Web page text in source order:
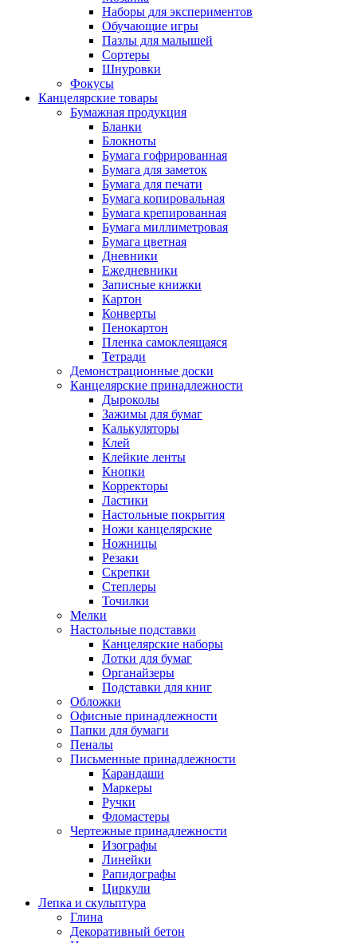
Наборы для экспериментов
Обучающие игры
Пазлы для малышей
Сортеры
Шнуровки
Фокусы
Канцелярские товары
Бумажная продукция
Бланки
Блокноты
Бумага гофрированная
Бумага для заметок
Бумага для печати
Бумага копировальная
Бумага крепированная
Бумага миллиметровая
Бумага цветная
Дневники
Ежедневники
Записные книжки
Картон
Конверты
Пенокартон
Пленка самоклеящаяся
Тетради
Демонстрационные доски
Канцелярские принадлежности
Дыроколы
Зажимы для бумаг
Калькуляторы
Клей
Клейкие ленты
Кнопки
Корректоры
Ластики
Настольные покрытия
Ножи канцелярские
Ножницы
Резаки
Скрепки
Степлеры
Точилки
Мелки
Настольные подставки
Канцелярские наборы
Лотки для бумаг
Органайзеры
Подставки для книг
Обложки
Офисные принадлежности
Папки для бумаги
Пеналы
Письменные принадлежности
Карандаши
Маркеры
Ручки
Фломастеры
Чертежные принадлежности
Изографы
Линейки
Рапидографы
Циркули
Лепка и скульптура
Глина
Декоративный бетон